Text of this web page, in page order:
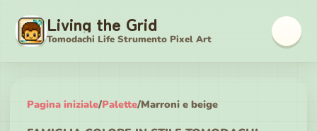
Living the Grid
Tomodachi Life Strumento Pixel Art
Pagina iniziale/Palette/Marroni e beige